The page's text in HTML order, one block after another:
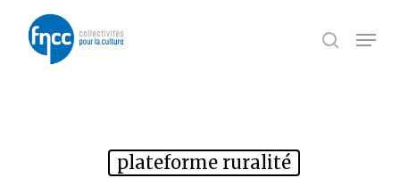
main
content
search
Menu
plateforme ruralité
Panneau de gestion des cookies